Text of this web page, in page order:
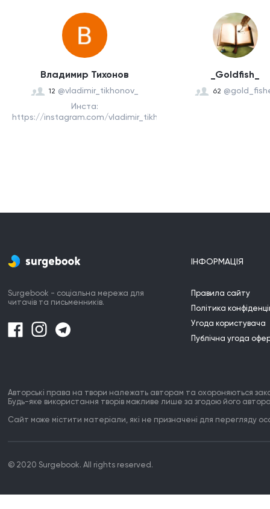
Владимир Тихонов
12 @vladimir_tikhonov_
Инста:
https://instagram.com/vladimir_tikhonov_
_Goldfish_
62
Surgebook - соціальна мережа для
читачів та письменників.
ІНФОРМАЦІЯ
Правила сайту
Політика
Угода користувача
Публічна угода
Авторські права на твори належать авторам та охороняються
Будь-яке використання творів можливе лише за згодою його
Сайт може містити матеріали, які не призначені для перегляду
© 2020 Surgebook. All rights reserved.